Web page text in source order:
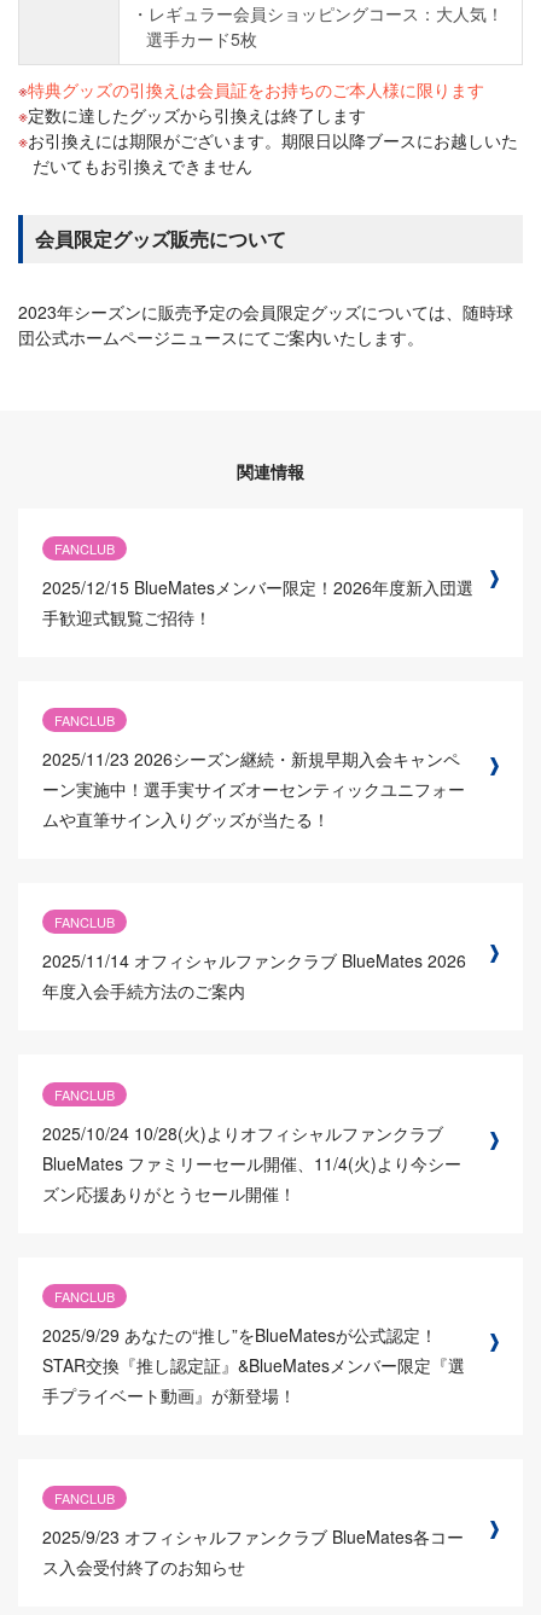
レギュラー会員ショッピングコース：大人気！
選手カード5枚
特典グッズの引換えは会員証をお持ちのご本人様に限ります
定数に達したグッズから引換えは終了します
お引換えには期限がございます。期限日以降ブースにお越しいた
だいてもお引換えできません
会員限定グッズ販売について
2023年シーズンに販売予定の会員限定グッズについては、随時球
団公式ホームページニュースにてご案内いたします。
関連情報
FANCLUB
2025/12/15 BlueMatesメンバー限定！2026年度新入団選
手歓迎式観覧ご招待！
FANCLUB
2025/11/23 2026シーズン継続・新規早期入会キャンペ
ーン実施中！選手実サイズオーセンティックユニフォー
ムや直筆サイン入りグッズが当たる！
FANCLUB
2025/11/14 オフィシャルファンクラブ BlueMates 2026
年度入会手続方法のご案内
FANCLUB
2025/10/24 10/28(火)よりオフィシャルファンクラブ
BlueMates ファミリーセール開催、11/4(火)より今シー
ズン応援ありがとうセール開催！
FANCLUB
2025/9/29 あなたの“推し”をBlueMatesが公式認定！
STAR交換『推し認定証』&BlueMatesメンバー限定『選
手プライベート動画』が新登場！
FANCLUB
2025/9/23 オフィシャルファンクラブ BlueMates各コー
ス入会受付終了のお知らせ